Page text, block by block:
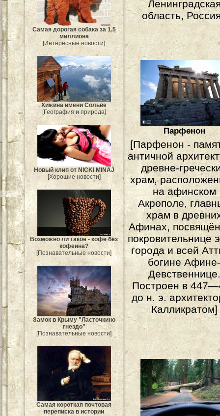
Самая дорогая собака за 1,5
миллиона
[Интересные новости]
Хижина имени Сольве
[География и природа]
Новый клип от NICKI MINAJ
[Хорошие новости]
Возможно ли такое - кофе без
кофеина?
[Познавательные новости]
Замок в Крыму "Ласточкино
гнездо"
[Познавательные новости]
Самая короткая почтовая
переписка в истории
область,
Парфенон
[Парфенон -
античной
древне-
храм,
на афинском
Акрополе,
храм в
Афинах,
покровительнице
города и всей
богине
Девственнице.
Построен в
до н. э.
Калликратом]